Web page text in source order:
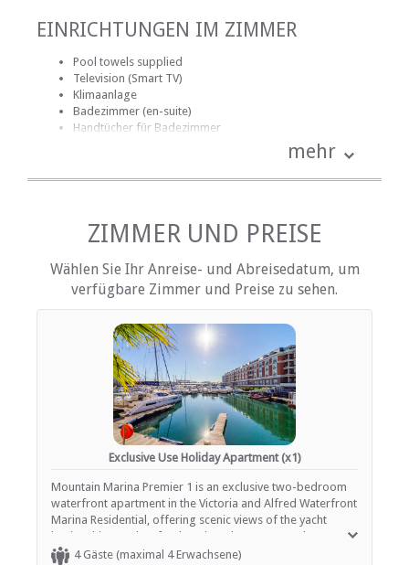
EINRICHTUNGEN IM ZIMMER
Pool towels supplied
Television (Smart TV)
Klimaanlage
Badezimmer (en-suite)
Handtücher für Badezimmer
DVD-Player
Internetverbindung (drahtlos)
Küche (komplett ausgestattet)
Rauchen: nicht erlaubt
Tee- und Kaffeekocher
Fernsehen (mit Satellit)
Fußbodenheizung
EINRICHTUNGEN AUF DEM GELÄNDE
Elevators
Geschäftseinrichtungen
Kinderfreundlich (alle Altersgruppen)
Fitnessstudio / Fitnesscenter
Housekeeping (periodisch)
Wäscheservice
Parkplatz (abseits der Straße)
Sicherheit (Alarmanlage)
mehr
ZIMMER UND PREISE
Wählen Sie Ihr Anreise- und Abreisedatum, um
verfügbare Zimmer und Preise zu sehen.
Exclusive Use Holiday Apartment (x1)
Mountain Marina Premier 1 is an exclusive two-bedroom
waterfront apartment in the Victoria and Alfred Waterfront
Marina Residential, offering scenic views of the yacht
basin. This sought-after location places guests close to
world-class restaurants, luxury boutiques, cultural
4 Gäste (maximal 4 Erwachsene)